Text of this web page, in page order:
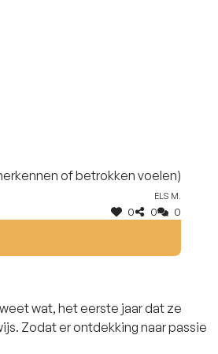
of betrokken voelen)
Els M.
0 0 0
wat, het eerste jaar dat ze
Zodat er ontdekking naar passie